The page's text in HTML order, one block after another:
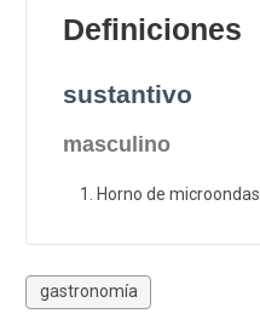
Definiciones
sustantivo
masculino
Horno de microondas.
gastronomía